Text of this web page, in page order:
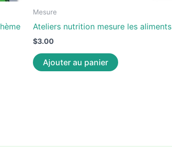
Mesure
Ateliers nutrition mesure les aliments
$3.00
Ajouter au panier